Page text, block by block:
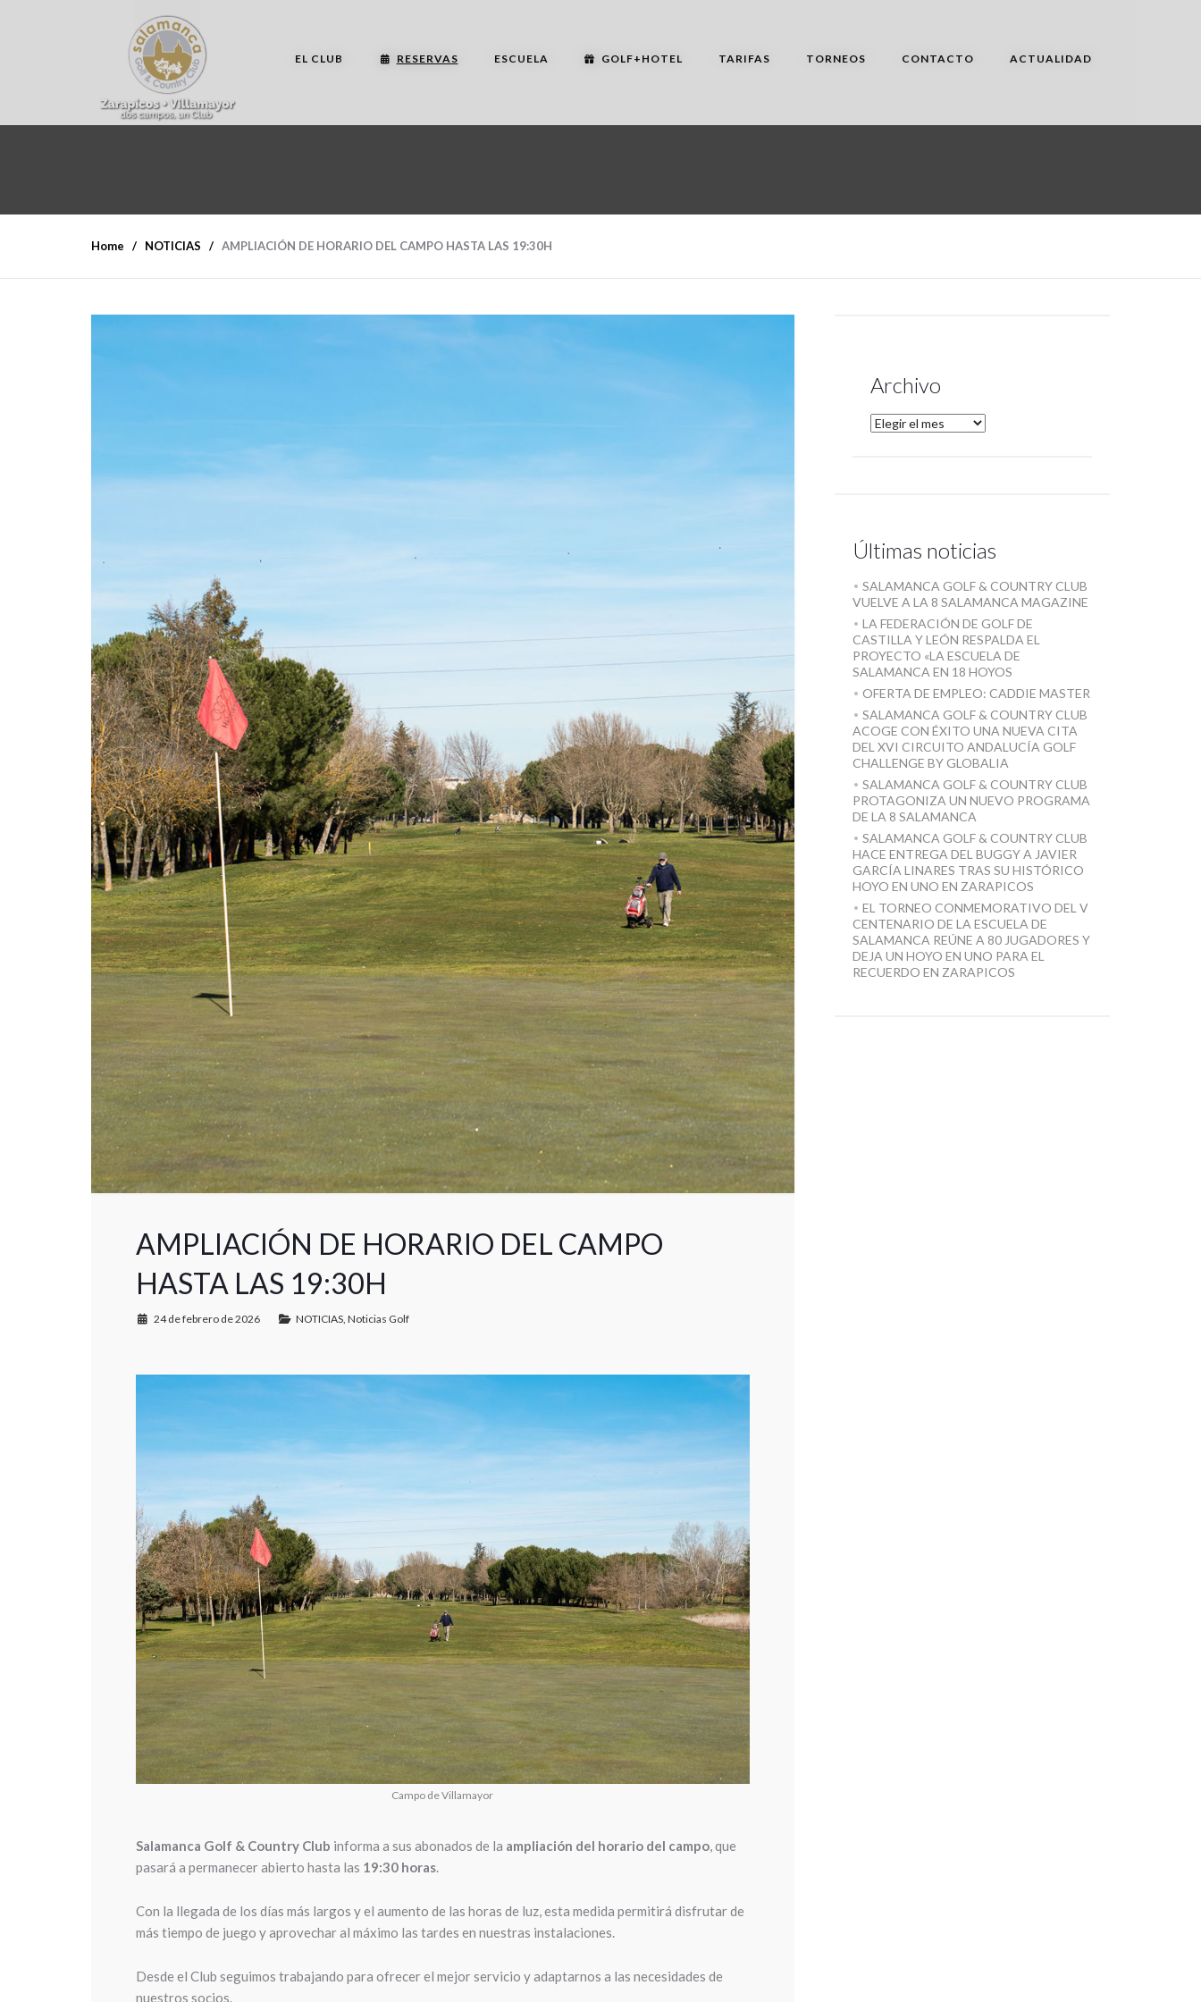
EL CLUB RESERVAS ESCUELA GOLF+HOTEL TARIFAS TORNEOS CONTACTO ACTUALIDAD
Home NOTICIAS AMPLIACIÓN DE HORARIO DEL CAMPO HASTA LAS 19:30H
AMPLIACIÓN DE HORARIO DEL CAMPO
HASTA LAS 19:30H
24 de febrero de 2026 NOTICIAS, Noticias Golf
Campo de Villamayor
Salamanca Golf & Country Club informa a sus abonados de la ampliación del horario del campo , que
pasará a permanecer abierto hasta las 19:30 horas
Con la llegada de los días más largos y el aumento de las horas de luz, esta medida permitirá disfrutar de
más tiempo de juego y aprovechar al máximo las tardes en nuestras instalaciones.
Desde el Club seguimos trabajando para ofrecer el mejor servicio y adaptarnos a las necesidades de
nuestros socios.
Archivo
Últimas noticias
SALAMANCA GOLF & COUNTRY CLUB
VUELVE A LA 8 SALAMANCA MAGAZINE
LA FEDERACIÓN DE GOLF DE
CASTILLA Y LEÓN RESPALDA EL
PROYECTO «LA ESCUELA DE
SALAMANCA EN 18 HOYOS
OFERTA DE EMPLEO: CADDIE MASTER
SALAMANCA GOLF & COUNTRY CLUB
ACOGE CON ÉXITO UNA NUEVA CITA
DEL XVI CIRCUITO ANDALUCÍA GOLF
CHALLENGE BY GLOBALIA
SALAMANCA GOLF & COUNTRY CLUB
PROTAGONIZA UN NUEVO PROGRAMA
DE LA 8 SALAMANCA
SALAMANCA GOLF & COUNTRY CLUB
HACE ENTREGA DEL BUGGY A JAVIER
GARCÍA LINARES TRAS SU HISTÓRICO
HOYO EN UNO EN ZARAPICOS
EL TORNEO CONMEMORATIVO DEL V
CENTENARIO DE LA ESCUELA DE
SALAMANCA REÚNE A 80 JUGADORES Y
DEJA UN HOYO EN UNO PARA EL
RECUERDO EN ZARAPICOS